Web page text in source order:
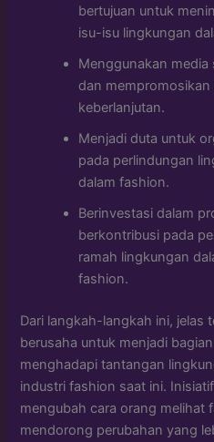
bertujuan untuk
isu-isu lingkungan
Menggunakan
dan
keberlanjutan.
Menjadi duta untuk
pada perlindungan
dalam fashion.
Berinvestasi dalam
berkontribusi pada
ramah lingkungan
fashion.
Dari langkah-langkah ini, jelas
berusaha untuk menjadi
menghadapi tantangan
industri fashion saat ini.
mengubah cara orang melihat
mendorong perubahan yang